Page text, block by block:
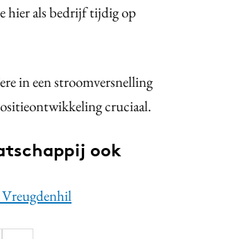
hier als bedrijf tijdig op
in een stroomversnelling
cruciaal.
ook